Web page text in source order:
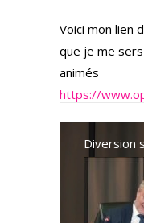
Voici mon lien
que je me
animés
https://
Diversion